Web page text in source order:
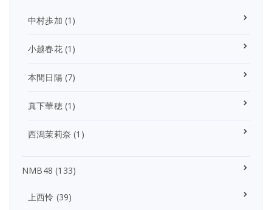
中村歩加 (1)
小越春花(1)
本間日陽(7)
真下華穂(1)
西潟茉莉奈 (1)
NMB48 (133)
上西怜 (39)